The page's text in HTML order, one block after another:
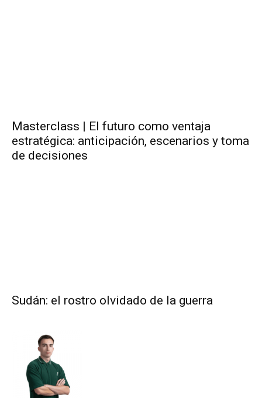
Masterclass | El futuro como ventaja
estratégica: anticipación, escenarios y toma
de decisiones
Sudán: el rostro olvidado de la guerra